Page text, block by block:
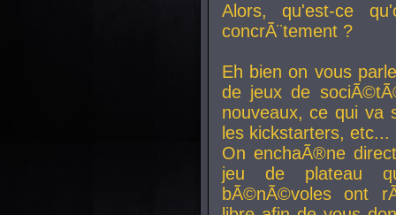
Alors, qu'est-ce
concrÃ¨tement ?
Eh bien on vous
de jeux de
nouveaux, ce qui va
les kickstarters, etc...
On enchaÃ®ne
jeu de plateau
bÃ©nÃ©voles ont